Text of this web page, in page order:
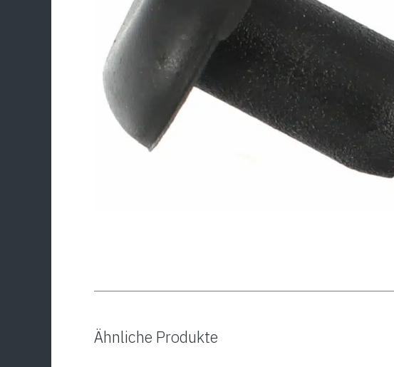
Ähnliche Produkte